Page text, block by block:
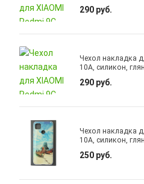
290 руб.
Чехол накладка
10A, силикон,
290 руб.
Чехол накладка
10A, силикон,
250 руб.